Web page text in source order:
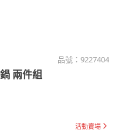
品號： 9227404
兩件組
活動賣場